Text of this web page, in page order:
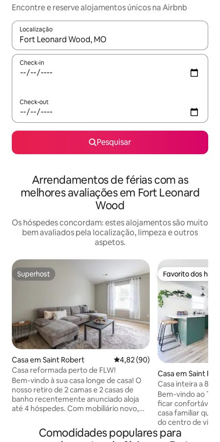
Encontre e reserve alojamentos únicos na Airbnb
Localização
Quando os resultados estiverem disponíveis, navegue com
Check-in
Check-out
Pesquisar
Arrendamentos de férias com as
melhores avaliações em Fort Leonard
Wood
Os hóspedes concordam: estes alojamentos são muito
bem avaliados pela localização, limpeza e outros
aspetos.
Superhost
Superhost
Casa em Saint Robert Classificação média de 4,82
4,82 (90)
Casa reformada perto de FLW!
Bem-vindo à sua casa longe de casa! O
nosso retiro de 2 camas e 2 casas de
banho recentemente anunciado aloja
até 4 hóspedes. Com mobiliário novo,
velocidade, duas Smart TVs com Netflix,
Roku e outras aplicações de streaming.
Favorito dos
Favorito dos
Casa em Saint
Casa inteira a 8
principal do Fort
Bem-vindo ao
ficar confortável
casa familiar que
do centro de
principal do Fort
Comodidades populares para